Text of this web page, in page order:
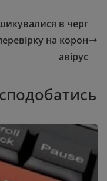
в черг
на корон
авірус